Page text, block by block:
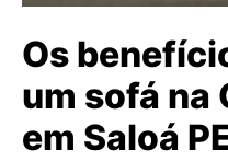
Os
um sofá na
em Saloá